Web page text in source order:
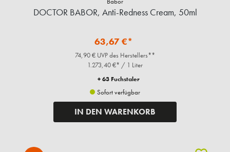
DOCTOR BABOR, Anti-Redness Cream, 50ml
63,67 €*
74,90 € UVP des Herstellers**
1.273,40 €* / 1 Liter
+ 63 Fuchstaler
Sofort verfügbar
IN DEN WARENKORB